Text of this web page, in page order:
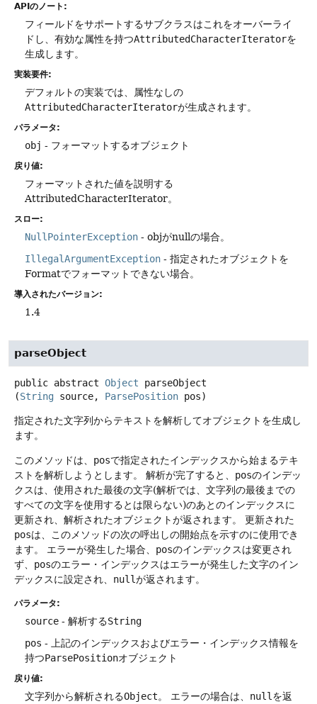
APIのノート:
フィールドをサポートするサブクラスはこれをオーバーライ
ドし、有効な属性を持つAttributedCharacterIteratorを
生成します。
実装要件:
デフォルトの実装では、属性なしの
AttributedCharacterIteratorが生成されます。
パラメータ:
obj - フォーマットするオブジェクト
戻り値:
フォーマットされた値を説明する
AttributedCharacterIterator。
スロー:
NullPointerException - objがnullの場合。
IllegalArgumentException - 指定されたオブジェクトを
Formatでフォーマットできない場合。
導入されたバージョン:
1.4
parseObject
public abstract Object
parseObject
(String source, ParsePosition pos)
指定された文字列からテキストを解析してオブジェクトを生成し
ます。
このメソッドは、 posで指定されたインデックスから始まるテキ
ストを解析しようとします。
解析が完了すると、 posのインデッ
クスは、使用された最後の文字(解析では、文字列の最後までの
すべての文字を使用するとは限らない)のあとのインデックスに
更新され、解析されたオブジェクトが返されます。
更新された
posは、このメソッドの次の呼出しの開始点を示すのに使用でき
ます。
エラーが発生した場合、 posのインデックスは変更され
ず、 posのエラー・インデックスはエラーが発生した文字のイン
デックスに設定され、 nullが返されます。
パラメータ:
source - 解析するString
pos - 上記のインデックスおよびエラー・インデックス情報を
持つParsePositionオブジェクト
戻り値:
文字列から解析されるObject。 エラーの場合は、 null を返